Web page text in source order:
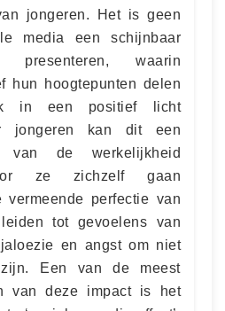
jongeren. Het is geen
media een schijnbaar
presenteren, waarin
hun hoogtepunten delen
in een positief licht
jongeren kan dit een
van de werkelijkheid
ze zichzelf gaan
perfectie van
tot gevoelens van
en angst om niet
Een van de meest
van deze impact is het